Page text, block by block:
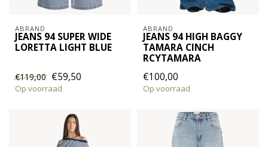
ABRAND
JEANS 94 SUPER WIDE
LORETTA LIGHT BLUE
€119,00 €59,50
Op voorraad
ABRAND
JEANS 94 HIGH BAGGY
TAMARA CINCH
RCYTAMARA
€100,00
Op voorraad